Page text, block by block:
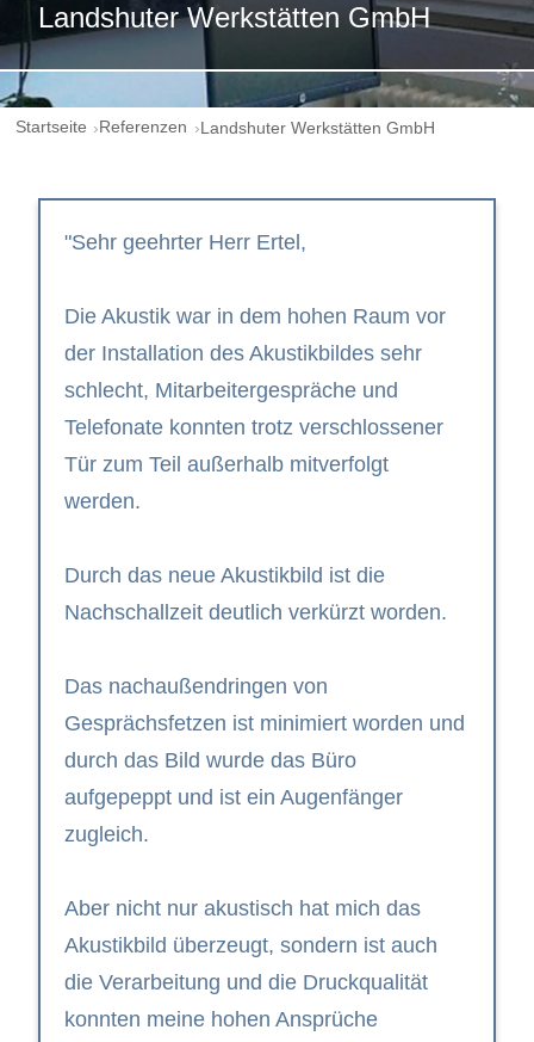
Landshuter Werkstätten GmbH
Startseite Referenzen Landshuter Werkstätten GmbH
"Sehr geehrter Herr Ertel,
Die Akustik war in dem hohen Raum vor
der Installation des Akustikbildes sehr
schlecht, Mitarbeitergespräche und
Telefonate konnten trotz verschlossener
Tür zum Teil außerhalb mitverfolgt
werden.
Durch das neue Akustikbild ist die
Nachschallzeit deutlich verkürzt worden.
Das nachaußendringen von
Gesprächsfetzen ist minimiert worden und
durch das Bild wurde das Büro
aufgepeppt und ist ein Augenfänger
zugleich.
Aber nicht nur akustisch hat mich das
Akustikbild überzeugt, sondern ist auch
die Verarbeitung und die Druckqualität
konnten meine hohen Ansprüche